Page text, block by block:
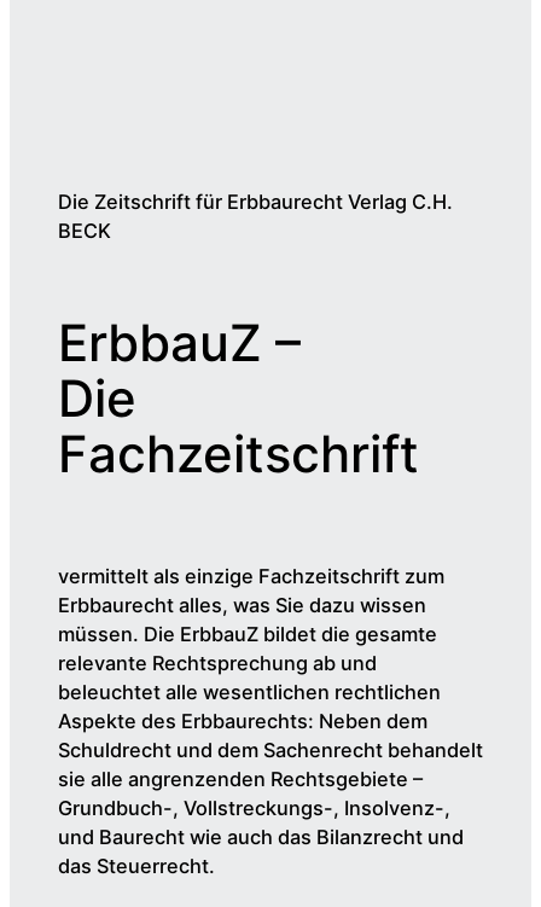
Die Zeitschrift für Erbbaurecht Verlag C.H.
BECK
ErbbauZ –
Die
Fachzeitschrift
vermittelt als einzige Fachzeitschrift zum
Erbbaurecht alles, was Sie dazu wissen
müssen. Die ErbbauZ bildet die gesamte
relevante Rechtsprechung ab und
beleuchtet alle wesentlichen rechtlichen
Aspekte des Erbbaurechts: Neben dem
Schuldrecht und dem Sachenrecht behandelt
sie alle angrenzenden Rechtsgebiete –
Grundbuch-, Vollstreckungs-, Insolvenz-,
und Baurecht wie auch das Bilanzrecht und
das Steuerrecht.